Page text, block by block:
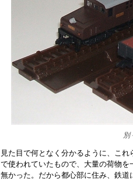
別
見た目で何となく分かるように、こ
で使われていたもので、大量の荷物
無かった。だから都心部に住み、鉄